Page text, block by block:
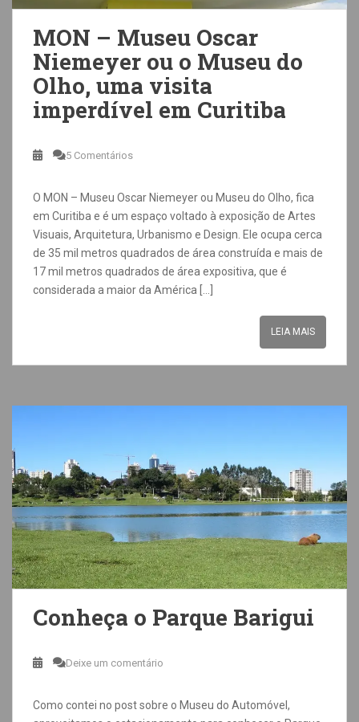
MON – Museu Oscar
Niemeyer ou o Museu do
Olho, uma visita
imperdível em Curitiba
5 Comentários
O MON – Museu Oscar Niemeyer ou Museu do Olho, fica
em Curitiba e é um espaço voltado à exposição de Artes
Visuais, Arquitetura, Urbanismo e Design. Ele ocupa cerca
de 35 mil metros quadrados de área construída e mais de
17 mil metros quadrados de área expositiva, que é
considerada a maior da América […]
LEIA MAIS
Conheça o Parque Barigui
Deixe um comentário
Como contei no post sobre o Museu do Automóvel,